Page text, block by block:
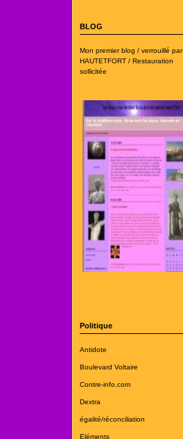
BLOG
Mon premier blog / verrouillé par
HAUTETFORT / Restauration
sollicitée
Politique
Antidote
Boulevard Voltaire
Contre-info.com
Dextra
égalité/réconciliation
Eléments